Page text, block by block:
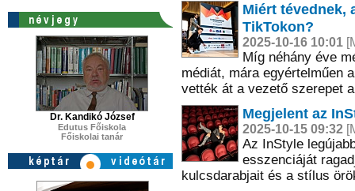
Dr. Kandikó József
Edutus Főiskola
Főiskolai tanár
Miért tévednek,
TikTokon?
2025-10-16 10:01
Míg néhány éve
médiát, mára egyértelműen
vették át a vezető szerepet
Megjelent az
2025-10-15 09:32
Az InStyle
esszenciáját
kulcsdarabjait és a stílus